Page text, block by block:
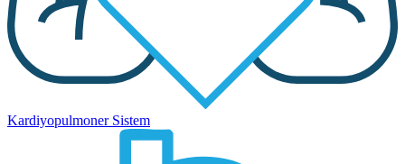
Kardiyopulmoner Sistem